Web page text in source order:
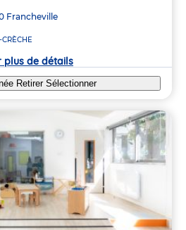
Francheville
plus de détails
Retirer Sélectionner